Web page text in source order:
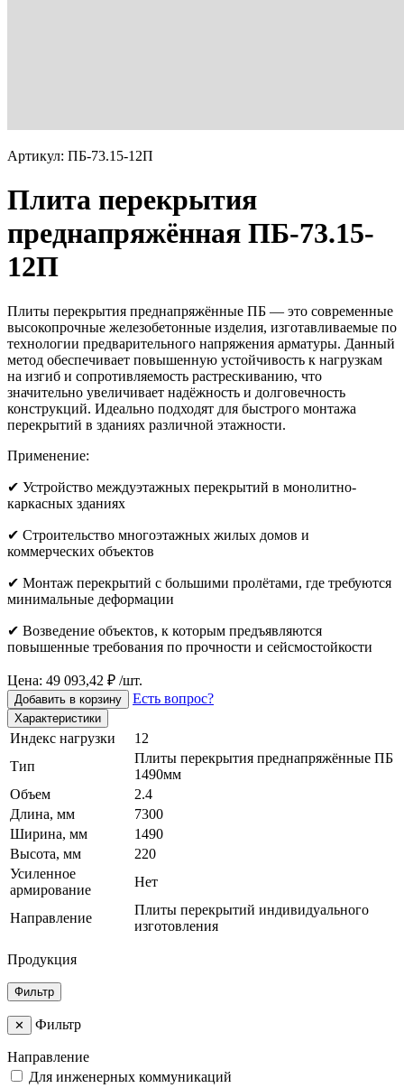
Артикул: ПБ-73.15-12П
Плита перекрытия
преднапряжённая ПБ-73.15-
12П
Плиты перекрытия преднапряжённые ПБ — это современные
высокопрочные железобетонные изделия, изготавливаемые по
технологии предварительного напряжения арматуры. Данный
метод обеспечивает повышенную устойчивость к нагрузкам
на изгиб и сопротивляемость растрескиванию, что
значительно увеличивает надёжность и долговечность
конструкций. Идеально подходят для быстрого монтажа
перекрытий в зданиях различной этажности.
Применение:
✔ Устройство междуэтажных перекрытий в монолитно-
каркасных зданиях
✔ Строительство многоэтажных жилых домов и
коммерческих объектов
✔ Монтаж перекрытий с большими пролётами, где требуются
минимальные деформации
✔ Возведение объектов, к которым предъявляются
повышенные требования по прочности и сейсмостойкости
Цена: 49 093,42 ₽ /шт.
Добавить в корзину Есть вопрос?
Характеристики
Индекс нагрузки
12
Тип
Плиты перекрытия преднапряжённые ПБ
1490мм
Объем
2.4
Длина, мм
7300
Ширина, мм
1490
Высота, мм
220
Усиленное
армирование
Нет
Направление
Плиты перекрытий индивидуального
изготовления
Продукция
Фильтр
✕ Фильтр
Направление
Для инженерных коммуникаций